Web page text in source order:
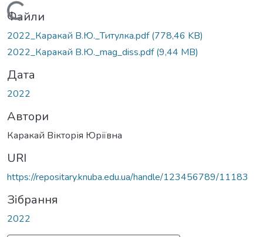
Вантажиться...
Файли
2022_Каракай В.Ю._Титулка.pdf(778,46 KB)
2022_Каракай В.Ю._mag_diss.pdf(9,44 MB)
Дата
2022
Автори
Каракай Вікторія Юріївна
URI
https://repositary.knuba.edu.ua/handle/123456789/11183
Зібрання
2022